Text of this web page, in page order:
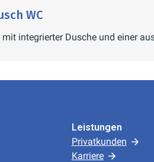
WC
mit integrierter Dusche und einer
Leistungen
Privatkunden
Karriere